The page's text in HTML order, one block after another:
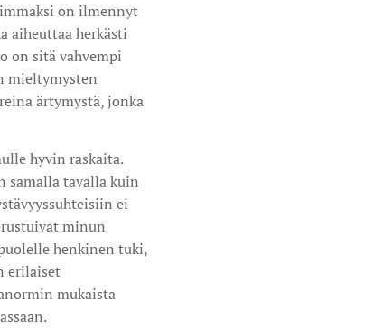
on ilmennyt
aiheuttaa herkästi
on sitä vahvempi
mieltymysten
ärtymystä, jonka
hyvin raskaita.
samalla tavalla kuin
ei
minun
henkinen tuki,
erilaiset
mukaista